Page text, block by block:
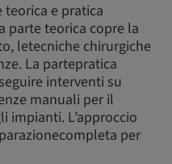
e pratica
parte teorica copre la
letecniche chirurgiche
La partepratica
interventi su
manuali per il
impianti. L’approccio
per